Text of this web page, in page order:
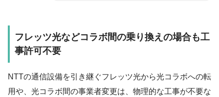
フレッツ光などコラボ間の乗り換えの場合も工
事許可不要
NTTの通信設備を引き継ぐフレッツ光から光コラボへの転
用や、光コラボ間の事業者変更は、物理的な工事が不要な